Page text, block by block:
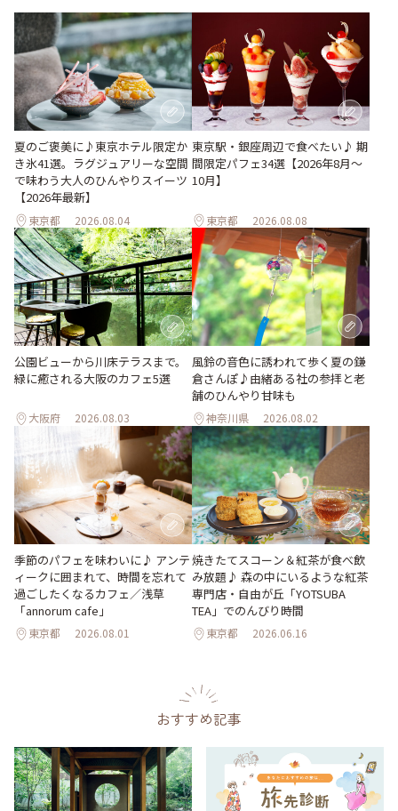
夏のご褒美に♪東京ホテル限定か
き氷41選。ラグジュアリーな空間
で味わう大人のひんやりスイーツ
【2026年最新】
東京都 2026.08.04
東京駅・銀座周辺で食べたい♪ 期
間限定パフェ34選【2026年8月～
10月】
東京都 2026.08.08
公園ビューから川床テラスまで。
緑に癒される大阪のカフェ5選
大阪府 2026.08.03
風鈴の音色に誘われて歩く夏の鎌
倉さんぽ♪由緒ある社の参拝と老
舗のひんやり甘味も
神奈川県 2026.08.02
季節のパフェを味わいに♪ アンテ
ィークに囲まれて、時間を忘れて
過ごしたくなるカフェ／浅草
「annorum cafe」
東京都 2026.08.01
焼きたてスコーン＆紅茶が食べ飲
み放題♪ 森の中にいるような紅茶
専門店・自由が丘「YOTSUBA
TEA」でのんびり時間
東京都 2026.06.16
おすすめ記事